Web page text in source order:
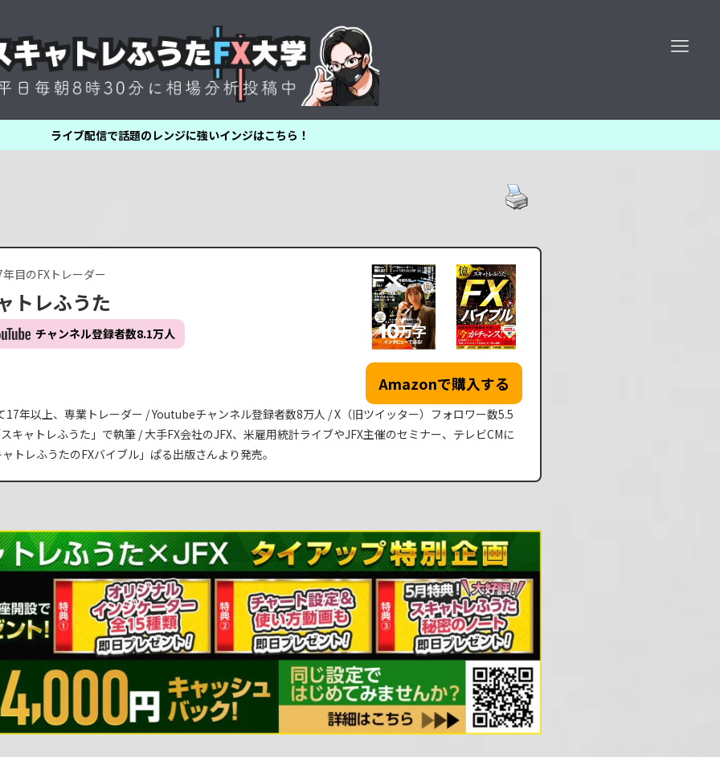
ライブ配信で話題のレンジに強いインジはこちら！
目のFXトレーダー
トレふうた
チャンネル登録者数8.1万人
Amazonで購入する
17年以上、専業トレーダー / Youtubeチャンネル登録者数8万人 / X（旧ツイッター）フォロワー数5.5
キャトレふうた」で執筆 / 大手FX会社のJFX、米雇用統計ライブやJFX主催のセミナー、テレビCMに
トレふうたのFXバイブル」ぱる出版さんより発売。